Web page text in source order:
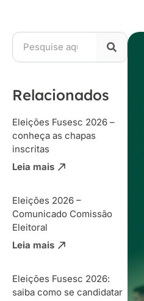
Relacionados
Eleições Fusesc 2026 –
conheça as chapas
inscritas
Leia mais
Eleições 2026 –
Comunicado Comissão
Eleitoral
Leia mais
Eleições Fusesc 2026:
saiba como se candidatar